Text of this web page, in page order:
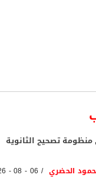
تصحيح الثانوية
الحضري 06 - 08 - 2026